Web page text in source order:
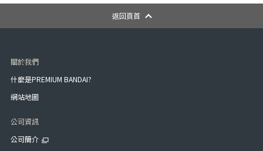
返回頁首
關於我們
什麼是PREMIUM BANDAI?
網站地圖
公司資訊
公司簡介